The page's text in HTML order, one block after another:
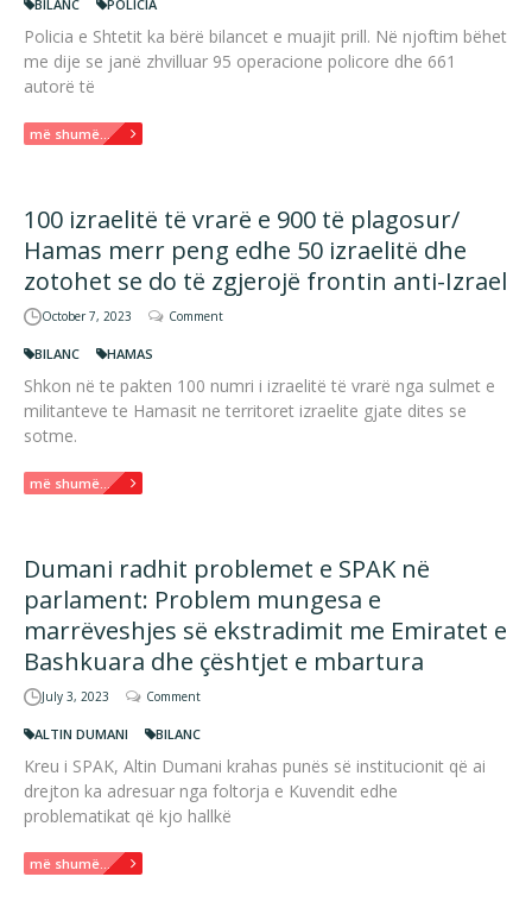
BILANC POLICIA
Policia e Shtetit ka bërë bilancet e muajit prill. Në njoftim bëhet
me dije se janë zhvilluar 95 operacione policore dhe 661
autorë të
më shumë...
100 izraelitë të vrarë e 900 të plagosur/
Hamas merr peng edhe 50 izraelitë dhe
zotohet se do të zgjerojë frontin anti-Izrael
October 7, 2023 Comment
BILANC HAMAS
Shkon në te pakten 100 numri i izraelitë të vrarë nga sulmet e
militanteve te Hamasit ne territoret izraelite gjate dites se
sotme.
më shumë...
Dumani radhit problemet e SPAK në
parlament: Problem mungesa e
marrëveshjes së ekstradimit me Emiratet e
Bashkuara dhe çështjet e mbartura
July 3, 2023 Comment
ALTIN DUMANI BILANC
Kreu i SPAK, Altin Dumani krahas punës së institucionit që ai
drejton ka adresuar nga foltorja e Kuvendit edhe
problematikat që kjo hallkë
më shumë...